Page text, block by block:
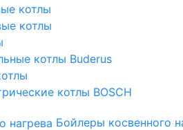
котлы
котлы
котлы Buderus
котлы BOSCH
Бойлеры косвенного